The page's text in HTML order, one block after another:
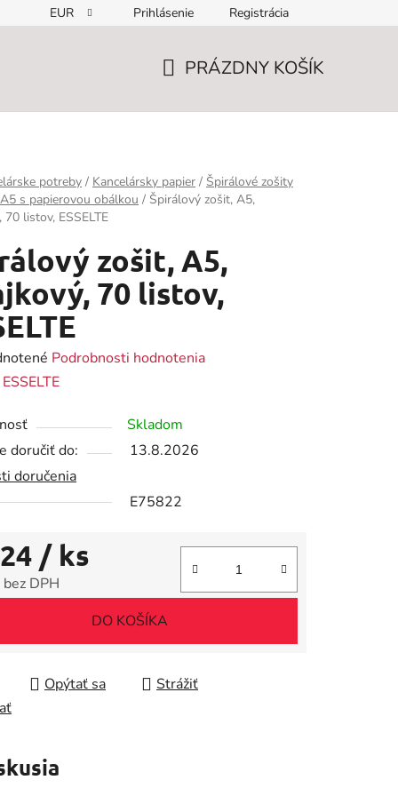
EUR Prihlásenie Registrácia
PRÁZDNY KOŠÍK
potreby / Kancelársky papier / Špirálové zošity
s papierovou obálkou / Špirálový zošit, A5,
70 listov, ESSELTE
zošit, A5,
70 listov,
Podrobnosti hodnotenia
ESSELTE
Skladom
doručiť do:
13.8.2026
doručenia
E75822
/ ks
DPH
DO KOŠÍKA
Opýtať sa
Strážiť